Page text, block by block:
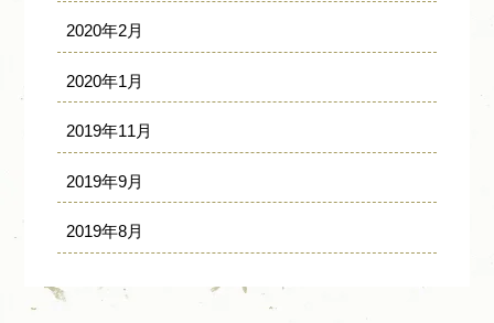
2020年2月
2020年1月
2019年11月
2019年9月
2019年8月